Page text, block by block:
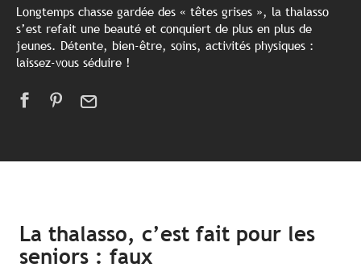
Longtemps chasse gardée des « têtes grises », la thalasso
s’est refait une beauté et conquiert de plus en plus de
jeunes. Détente, bien-être, soins, activités physiques :
laissez-vous séduire !
La thalasso, c’est fait pour les
seniors : faux